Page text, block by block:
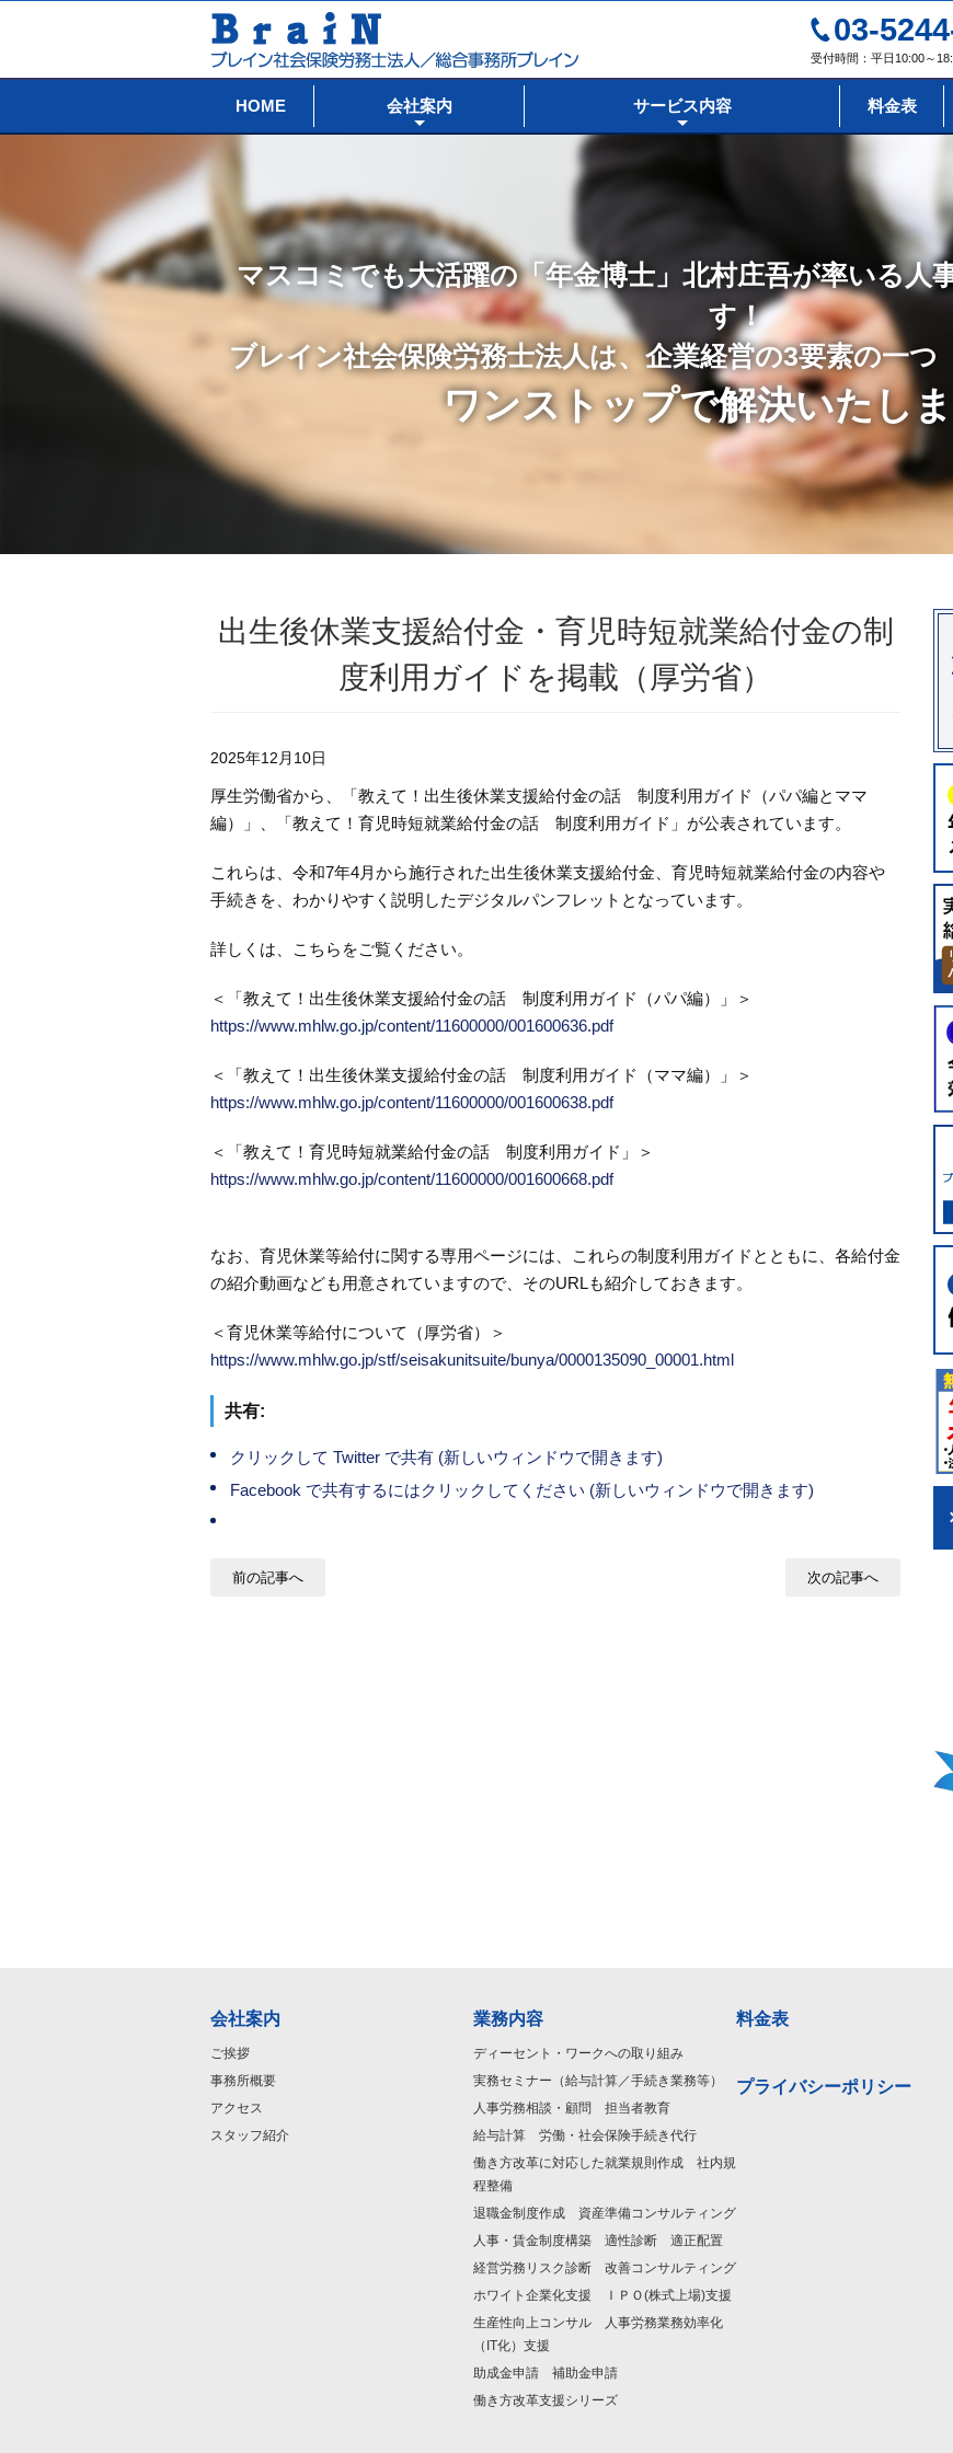
03-
受付時間：平日10:00～
HOME 会社案内 サービス内容 料金表
マスコミでも大活躍の「年金博士」北村庄吾が率いる人
す！
ブレイン社会保険労務士法人は、企業経営の3要素の一つ
ワンストップで解決いたしま
出生後休業支援給付金・育児時短就業給付金の制
度利用ガイドを掲載（厚労省）
2025年12月10日
厚生労働省から、「教えて！出生後休業支援給付金の話 制度利用ガイド（パパ編とママ
編）」、「教えて！育児時短就業給付金の話 制度利用ガイド」が公表されています。
これらは、令和7年4月から施行された出生後休業支援給付金、育児時短就業給付金の内容や
手続きを、わかりやすく説明したデジタルパンフレットとなっています。
詳しくは、こちらをご覧ください。
＜「教えて！出生後休業支援給付金の話 制度利用ガイド（パパ編）」＞
https://www.mhlw.go.jp/content/11600000/001600636.pdf
＜「教えて！出生後休業支援給付金の話 制度利用ガイド（ママ編）」＞
https://www.mhlw.go.jp/content/11600000/001600638.pdf
＜「教えて！育児時短就業給付金の話 制度利用ガイド」＞
https://www.mhlw.go.jp/content/11600000/001600668.pdf
なお、育児休業等給付に関する専用ページには、これらの制度利用ガイドとともに、各給付金
の紹介動画なども用意されていますので、そのURLも紹介しておきます。
＜育児休業等給付について（厚労省）＞
https://www.mhlw.go.jp/stf/seisakunitsuite/bunya/0000135090_00001.html
共有:
クリックして Twitter で共有 (新しいウィンドウで開きます)
Facebook で共有するにはクリックしてください (新しいウィンドウで開きます)
前の記事へ 次の記事へ
会社案内
ご挨拶
事務所概要
アクセス
スタッフ紹介
業務内容
ディーセント・ワークへの取り組み
実務セミナー（給与計算／手続き業務等）
人事労務相談・顧問 担当者教育
給与計算 労働・社会保険手続き代行
働き方改革に対応した就業規則作成 社内規
程整備
退職金制度作成 資産準備コンサルティング
人事・賃金制度構築 適性診断 適正配置
経営労務リスク診断 改善コンサルティング
ホワイト企業化支援 ＩＰＯ(株式上場)支援
生産性向上コンサル 人事労務業務効率化
（IT化）支援
助成金申請 補助金申請
働き方改革支援シリーズ
料金表
プライバシーポリシー